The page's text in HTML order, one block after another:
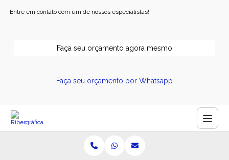
Entre em contato com um de nossos especialistas!
Faça seu orçamento agora mesmo
Faça seu orçamento por Whatsapp